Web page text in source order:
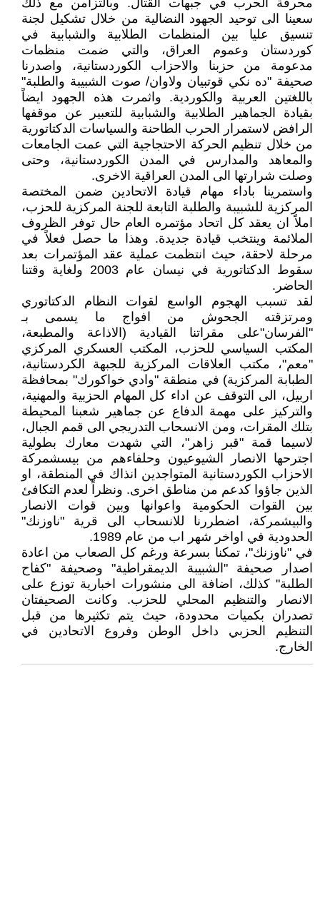
محرقة الحرب في جبهات القتال. وبالتزامن مع ذلك
سعينا الى توحيد الجهود النضالية من خلال تشكيل لجنة
تنسيق عليا بين المنظمات الطلابية والشبابية في
كوردستان وعموم العراق، والتي ضمت منظمات
مدعومة من حزبنا والاحزاب الكوردستانية، واصدرنا
صحيفة "ده نكي قوتبيان ولاوان/ صوت الشبيبة والطلبة"
باللغتين العربية والكوردية. واثمرت هذه الجهود ايضاً
بقيادة الجماهير الطلابية والشبابية للتعبير عن موقفها
الرافض لاستمرار الحرب الطاحنة والسياسات الدكتاتورية
من خلال تنظيم الحركة الاحتجاجية التي عمت الجامعات
والمعاهد والمدارس في المدن الكوردستانية، وحتى
وصلت شرارتها الى المدن العراقية الاخرى.
واستمرينا باداء مهام قيادة الاتحادين ضمن المختصة
المركزية للشبيبة والطلبة التابعة للجنة المركزية للحزب،
املاً ان يعقد كل اتحاد مؤتمره العام حال توفر الظروف
الملائمة وينتخب قيادة جديدة. وهذا ما حصل فعلاً في
مرحلة لاحقة، حيث انتظمت عملية عقد المؤتمرات بعد
سقوط الدكتاتورية في نيسان عام 2003 ولغاية وقتنا
الحاضر.
لقد تسبب الهجوم الواسع لقوات النظام الدكتاتوري
ومرتزقته الجحوش من افواج ما يسمى بـ
"الفرسان"على مقراتنا القيادية (الاذاعة والمطبعة،
المكتب السياسي للحزب، المكتب العسكري المركزي
"معم"، مكتب العلاقات المركزية للجبهة الكردستانية،
الطبابة المركزية) في منطقة "وادي خواكورك" بمحافظة
اربيل، الى التوقف عن اداء كل المهام الحزبية والمهنية،
والتركيز على مهمة الدفاع عن جماهير شعبنا المحيطة
بتلك المقرات، ومن الانسحاب التدريجي الى قمم الجبال،
لاسيما قمة "قبر زاهر"، التي شهدت معارك بطولية
اجترحها الانصار الشيوعيون وحلفاءهم من بيسشمركة
الاحزاب الكوردستانية المتواجدين انذاك في المنطقة، او
الذين جاؤوا كدعم من مناطق اخرى. ونظراً لعدم التكافئ
بين القوات الحكومية واعوانها وبين قوات الانصار
والبيشمركة، اضطررنا للانسحاب الى قرية "ناوزنك"
الحدودية في اواخر شهر اب من عام 1989.
في "ناوزنك"، تمكنا بسرعة ورغم كل الصعاب من اعادة
اصدار صحيفة "الشبيبة الديمقراطية" وصحيفة "كفاح
الطلبة" كذلك، اضافة الى منشورات اخبارية توزع على
الانصار والتنظيم المحلي للحزب. وكانت الصحيفتان
تصدران بكميات محدودة، حيث يتم تكثيرها من قبل
التنظيم الحزبي داخل الوطن وفروع الاتحادين في
الخارج.